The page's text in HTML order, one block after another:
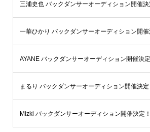
三浦史也 バックダンサーオーディション開催決
一華ひかり バックダンサーオーディション開催
AYANE バックダンサーオーディション開催決定
まるり バックダンサーオーディション開催決定
Mizki バックダンサーオーディション開催決定！